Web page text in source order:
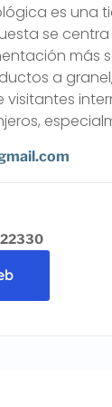
es una
se
más
a
visitantes
22330